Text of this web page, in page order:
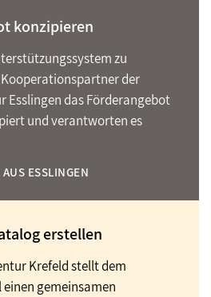
konzipieren
zu
der
Esslingen das Förderangebot
und verantworten es
ESSLINGEN
erstellen
Krefeld stellt dem
gemeinsamen